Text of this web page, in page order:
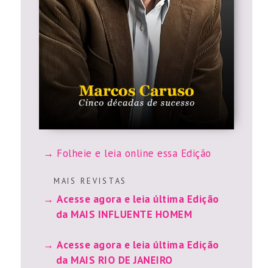
Folheie e leia online essa Edição
M A I S R E V I S T A S
Acesse agora e leia última Edição
da MAIS INFLUENTE HOMEM
Acesse agora e leia última Edição
da MAIS RIO DE JANEIRO